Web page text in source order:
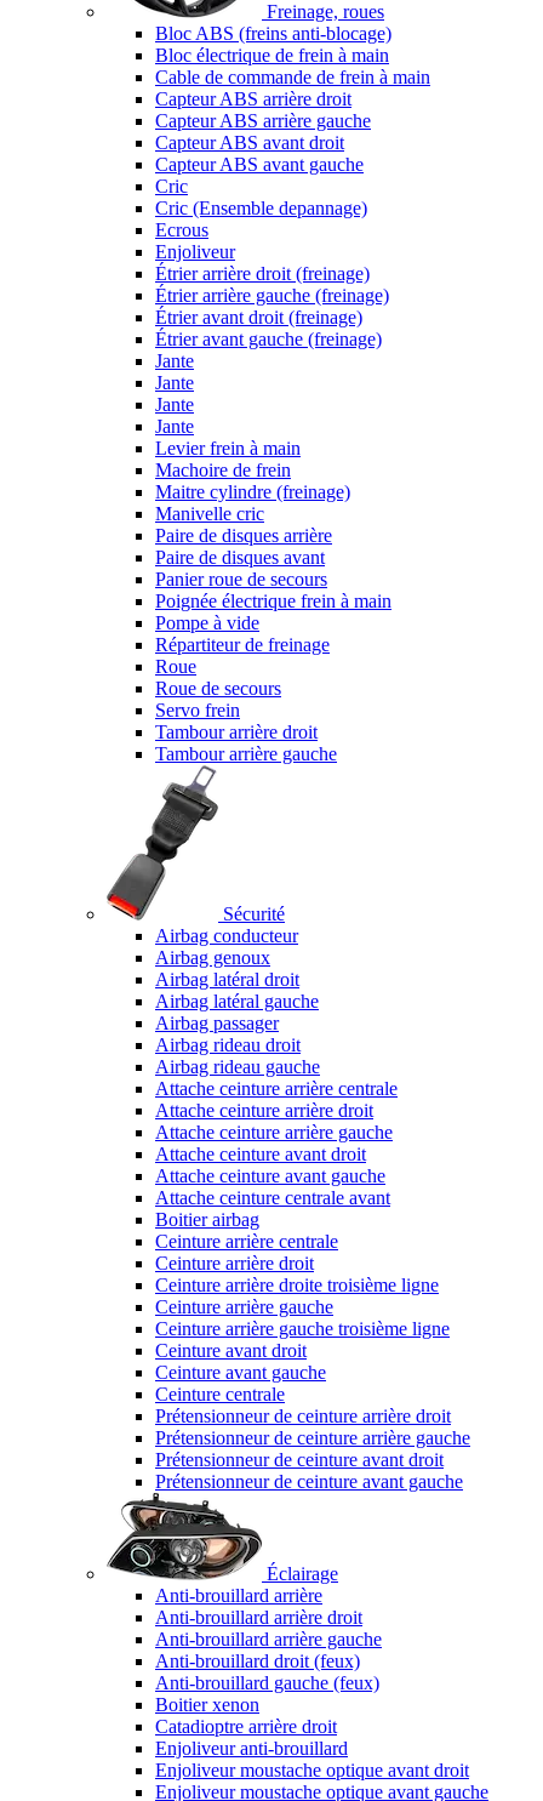
Freinage, roues
Bloc ABS (freins anti-blocage)
Bloc électrique de frein à main
Cable de commande de frein à main
Capteur ABS arrière droit
Capteur ABS arrière gauche
Capteur ABS avant droit
Capteur ABS avant gauche
Cric
Cric (Ensemble depannage)
Ecrous
Enjoliveur
Étrier arrière droit (freinage)
Étrier arrière gauche (freinage)
Étrier avant droit (freinage)
Étrier avant gauche (freinage)
Jante
Jante
Jante
Jante
Levier frein à main
Machoire de frein
Maitre cylindre (freinage)
Manivelle cric
Paire de disques arrière
Paire de disques avant
Panier roue de secours
Poignée électrique frein à main
Pompe à vide
Répartiteur de freinage
Roue
Roue de secours
Servo frein
Tambour arrière droit
Tambour arrière gauche
Sécurité
Airbag conducteur
Airbag genoux
Airbag latéral droit
Airbag latéral gauche
Airbag passager
Airbag rideau droit
Airbag rideau gauche
Attache ceinture arrière centrale
Attache ceinture arrière droit
Attache ceinture arrière gauche
Attache ceinture avant droit
Attache ceinture avant gauche
Attache ceinture centrale avant
Boitier airbag
Ceinture arrière centrale
Ceinture arrière droit
Ceinture arrière droite troisième ligne
Ceinture arrière gauche
Ceinture arrière gauche troisième ligne
Ceinture avant droit
Ceinture avant gauche
Ceinture centrale
Prétensionneur de ceinture arrière droit
Prétensionneur de ceinture arrière gauche
Prétensionneur de ceinture avant droit
Prétensionneur de ceinture avant gauche
Éclairage
Anti-brouillard arrière
Anti-brouillard arrière droit
Anti-brouillard arrière gauche
Anti-brouillard droit (feux)
Anti-brouillard gauche (feux)
Boitier xenon
Catadioptre arrière droit
Enjoliveur anti-brouillard
Enjoliveur moustache optique avant droit
Enjoliveur moustache optique avant gauche